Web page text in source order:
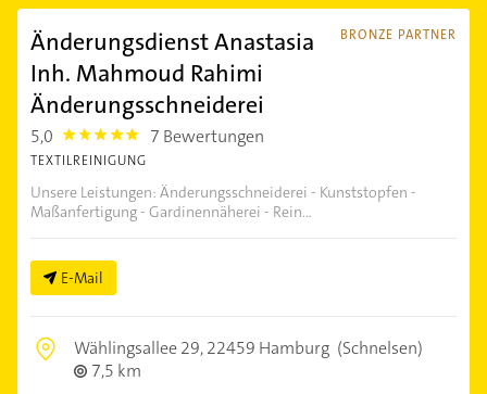
BRONZE PARTNER
Änderungsdienst Anastasia
Inh. Mahmoud Rahimi
Änderungsschneiderei
5,0 5.0 7 Bewertungen
TEXTILREINIGUNG
Unsere Leistungen: Änderungsschneiderei - Kunststopfen -
Maßanfertigung - Gardinennäherei - Rein...
E-Mail
Wählingsallee 29,22459 Hamburg (Schnelsen)
7,5 km